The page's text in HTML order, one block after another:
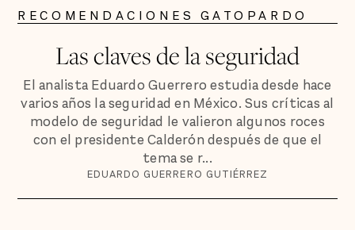
RECOMENDACIONES GATOPARDO
Las claves de la seguridad
El analista Eduardo Guerrero estudia desde hace
varios años la seguridad en México. Sus críticas al
modelo de seguridad le valieron algunos roces
con el presidente Calderón después de que el
tema se r...
EDUARDO GUERRERO GUTIÉRREZ